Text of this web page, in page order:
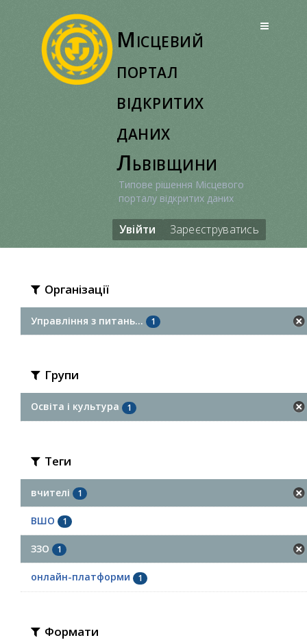
Місцевий
портал
відкритих
даних
Львівщини
Типове рішення Місцевого
порталу відкритих даних
Увійти Зареєструватись
Організації
Управління з питань... 1
Групи
Освіта і культура 1
Теги
вчителі 1
ВШО 1
ЗЗО 1
онлайн-платформи 1
Формати